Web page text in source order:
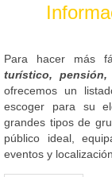
Para hacer más
turístico,
ofrecemos un
escoger para su
grandes tipos de
público ideal,
eventos y localización.